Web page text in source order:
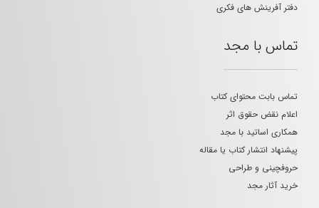
دفتر آفرینش های فکری
تماس با مجد
تماس بابت محتوای کتاب
اعلام نقض حقوق اثر
همکاری اساتید با مجد
پیشنهاد انتشار کتاب یا مقاله
حروفچینی و طراحی
خرید آثار مجد